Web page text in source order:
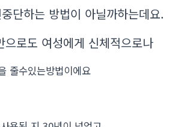
단하는 방법이 아닐까하는데요.
으로도 여성에게 신체적으로나
줄수있는방법이에요